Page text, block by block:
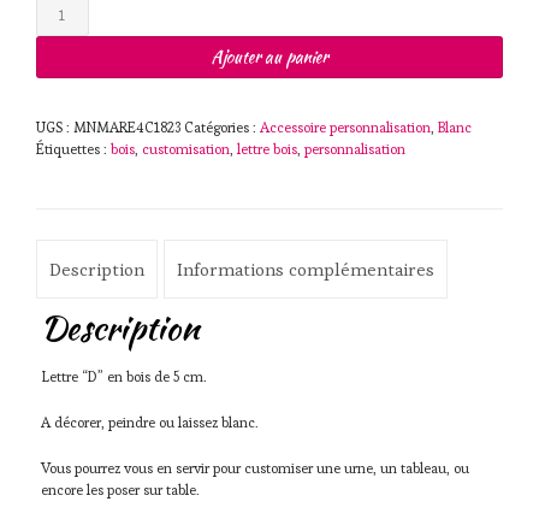
D
Ajouter au panier
UGS : MNMARE4C1823 Catégories : Accessoire personnalisation, Blanc
Étiquettes : bois, customisation,lettre bois, personnalisation
Description Informations complémentaires
Description
Lettre “D” en bois de 5 cm.
A décorer, peindre ou laissez blanc.
Vous pourrez vous en servir pour customiser une urne, un tableau, ou
encore les poser sur table.